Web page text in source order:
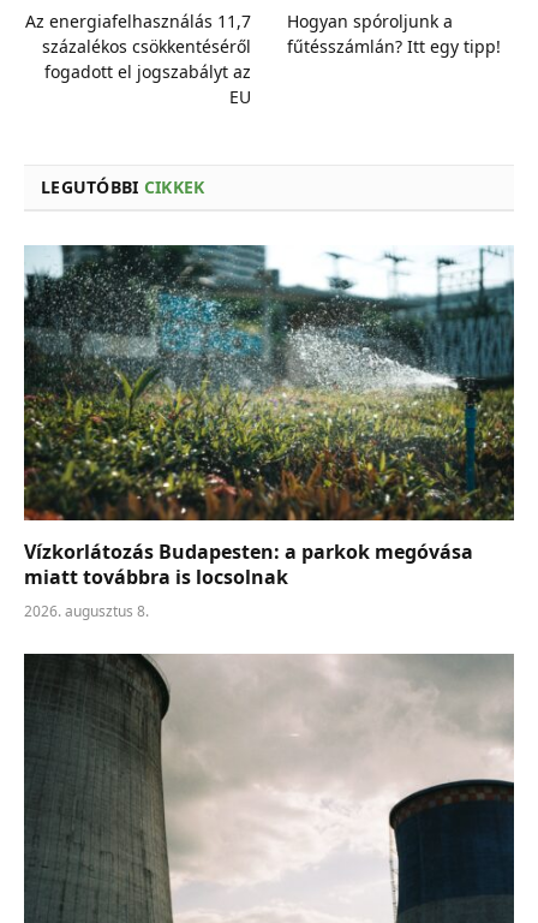
Az energiafelhasználás 11,7
százalékos csökkentéséről
fogadott el jogszabályt az
EU
Hogyan spóroljunk a
fűtésszámlán? Itt egy tipp!
LEGUTÓBBI CIKKEK
Vízkorlátozás Budapesten: a parkok megóvása
miatt továbbra is locsolnak
2026. augusztus 8.